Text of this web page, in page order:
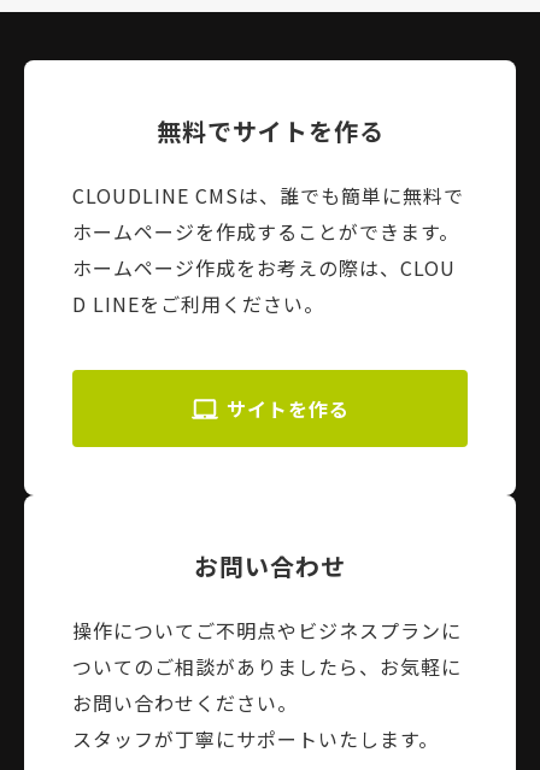
無料でサイトを作る
CLOUDLINE CMSは、誰でも簡単に無料で
ホームページを作成することができます。
ホームページ作成をお考えの際は、CLOU
D LINEをご利用ください。
サイトを作る
お問い合わせ
操作についてご不明点やビジネスプランに
ついてのご相談がありましたら、お気軽に
お問い合わせください。
スタッフが丁寧にサポートいたします。